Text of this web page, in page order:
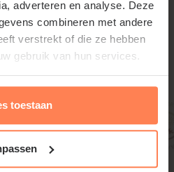
adverteren en analyse. Deze
combineren met andere
verstrekt of die ze hebben
gebruik van hun services.
toestaan